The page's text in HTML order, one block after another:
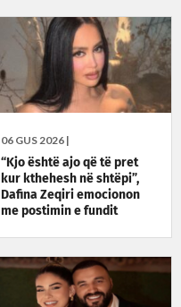
06 GUS 2026 |
“Kjo është ajo që të pret
kur kthehesh në shtëpi”,
Dafina Zeqiri emocionon
me postimin e fundit